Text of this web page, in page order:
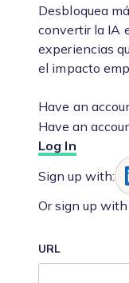
Desbloquea
convertir la IA
experiencias
el impacto
Have an
Have an
Log In
Sign up with:
Or sign up with
URL